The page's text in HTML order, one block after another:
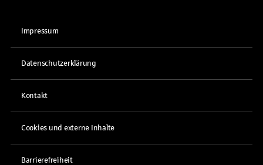
Impressum
Datenschutzerklärung
Kontakt
Cookies und externe Inhalte
Barrierefreiheit